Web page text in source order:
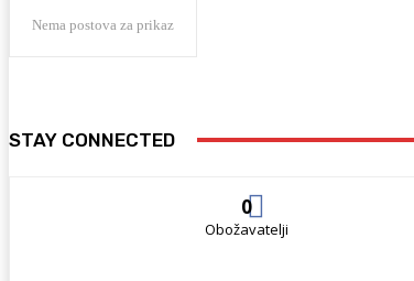
Nema postova za prikaz
STAY CONNECTED
0
Obožavatelji